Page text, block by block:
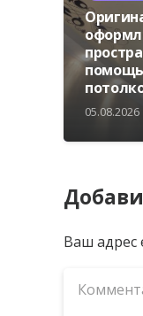
05.08.2026
Ваш адрес